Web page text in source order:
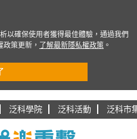
泛科學院 泛科活動 泛科市
以確保使用者獲得最佳體驗，通過我們
策更新，
了解最新隱私權政策 。